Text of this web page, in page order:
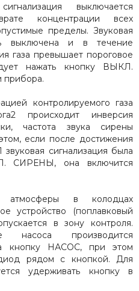
выключается
концентрации всех
пределы. Звуковая
выключена и в течение
газа превышает пороговое
нажать кнопку ВЫКЛ.
контролируемого газа
происходит инверсия
частота звука сирены
если после достижения
звуковая сигнализация была
СИРЕНЫ, она включится
атмосферы в колодцах
устройство (поплавковый
в зону контроля.
насоса производится
кнопку НАСОС, при этом
рядом с кнопкой. Для
удерживать кнопку в